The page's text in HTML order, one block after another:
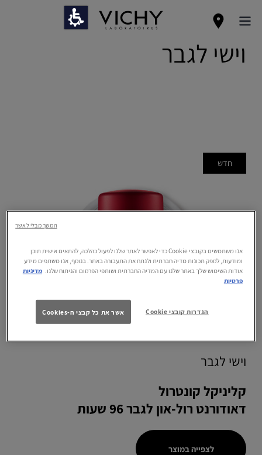
וישי לגבר
חדש
וישי לגבר
קליניקל קונטרול
דאודורנט רול-און לגבר 96 שעות
לצפייה במוצר
אנו משתמשים בקובצי Cookie כדי לאפשר לאתר שלנו לפעול כהלכה, להתאים אישית תוכן
ומודעות, לספק תכונות מדיה חברתית ולנתח את התעבורה באתר. בנוסף, אנו משתפים מידע
אודות השימוש שלך באתר שלנו עם המדיה החברתית ושותפי הפרסום והניתוח שלנו. מדיניות
פרטיות
הגדרות קובצי Cookie אשר את כל קבצי ה-Cookies
המשך מבלי לאשר